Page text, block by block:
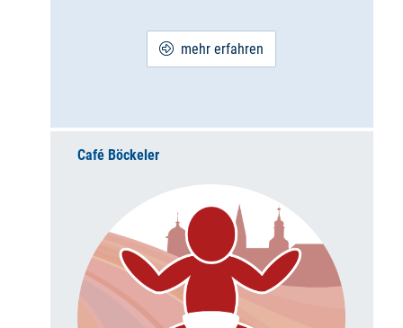
mehr erfahren
Café Böckeler